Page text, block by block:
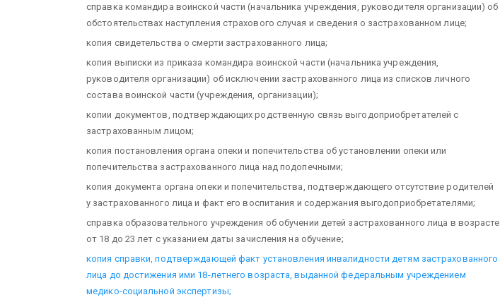
справка командира воинской части (начальника учреждения, руководителя организации) об
обстоятельствах наступления страхового случая и сведения о застрахованном лице;
копия свидетельства о смерти застрахованного лица;
копия выписки из приказа командира воинской части (начальника учреждения,
руководителя организации) об исключении застрахованного лица из списков личного
состава воинской части (учреждения, организации);
копии документов, подтверждающих родственную связь выгодоприобретателей с
застрахованным лицом;
копия постановления органа опеки и попечительства об установлении опеки или
попечительства застрахованного лица над подопечными;
копия документа органа опеки и попечительства, подтверждающего отсутствие родителей
у застрахованного лица и факт его воспитания и содержания выгодоприобретателями;
справка образовательного учреждения об обучении детей застрахованного лица в возрасте
от 18 до 23 лет с указанием даты зачисления на обучение;
копия справки, подтверждающей факт установления инвалидности детям застрахованного
лица до достижения ими 18-летнего возраста, выданной федеральным учреждением
медико-социальной экспертизы;